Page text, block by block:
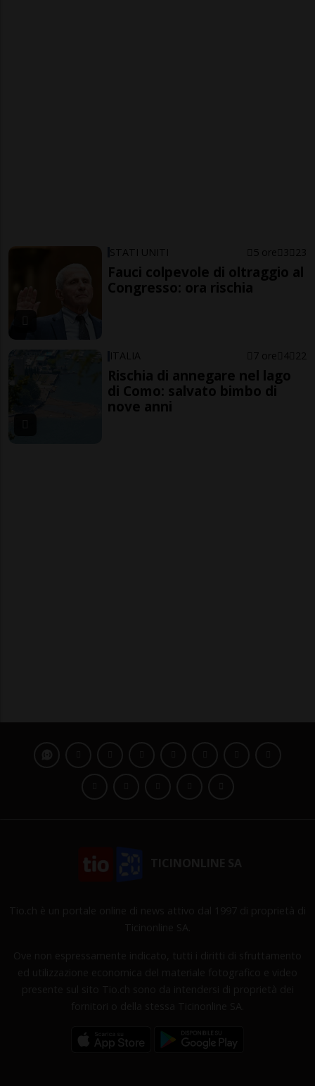
STATI UNITI 5 ore 3 23
Fauci colpevole di oltraggio al
Congresso: ora rischia
ITALIA 7 ore 4 22
Rischia di annegare nel lago
di Como: salvato bimbo di
nove anni